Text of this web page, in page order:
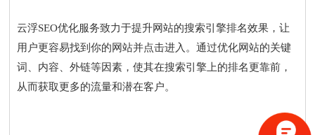
云浮SEO优化服务致力于提升网站的搜索引擎排名效果，让
用户更容易找到你的网站并点击进入。通过优化网站的关键
词、内容、外链等因素，使其在搜索引擎上的排名更靠前，
从而获取更多的流量和潜在客户。